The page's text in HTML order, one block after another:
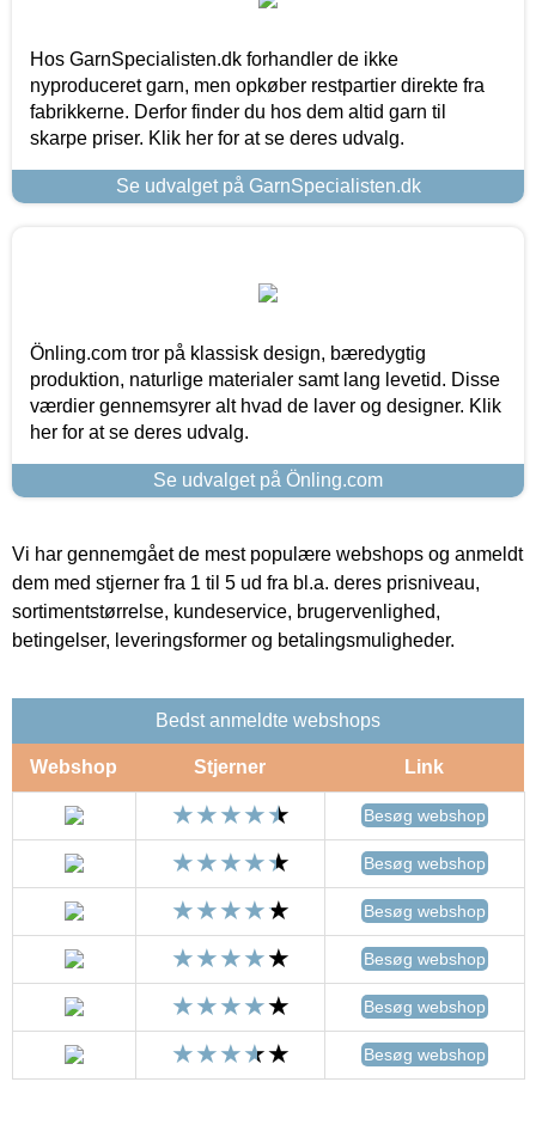
Hos GarnSpecialisten.dk forhandler de ikke
nyproduceret garn, men opkøber restpartier direkte fra
fabrikkerne. Derfor finder du hos dem altid garn til
skarpe priser. Klik her for at se deres udvalg.
Se udvalget på GarnSpecialisten.dk
Önling.com tror på klassisk design, bæredygtig
produktion, naturlige materialer samt lang levetid. Disse
værdier gennemsyrer alt hvad de laver og designer. Klik
her for at se deres udvalg.
Se udvalget på Önling.com
Vi har gennemgået de mest populære webshops og anmeldt
dem med stjerner fra 1 til 5 ud fra bl.a. deres prisniveau,
sortimentstørrelse, kundeservice, brugervenlighed,
betingelser, leveringsformer og betalingsmuligheder.
Bedst anmeldte webshops
Webshop Stjerner Link
Besøg webshop
Besøg webshop
Besøg webshop
Besøg webshop
Besøg webshop
Besøg webshop